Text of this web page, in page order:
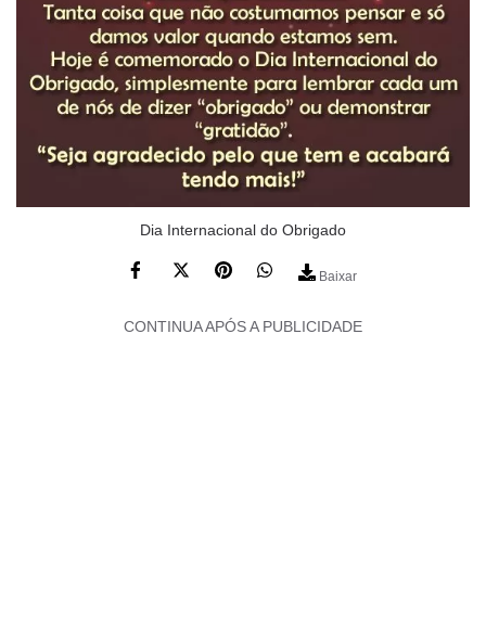
Dia Internacional do Obrigado
Baixar
CONTINUA APÓS A PUBLICIDADE